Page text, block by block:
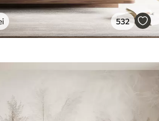
532